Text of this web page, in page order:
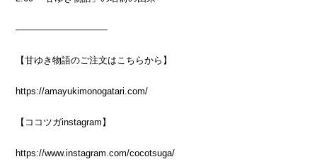
――――――――――
【甘ゆき物語のご注文はこちらから】
https://amayukimonogatari.com/
【ココツガinstagram】
https://www.instagram.com/cocotsuga/